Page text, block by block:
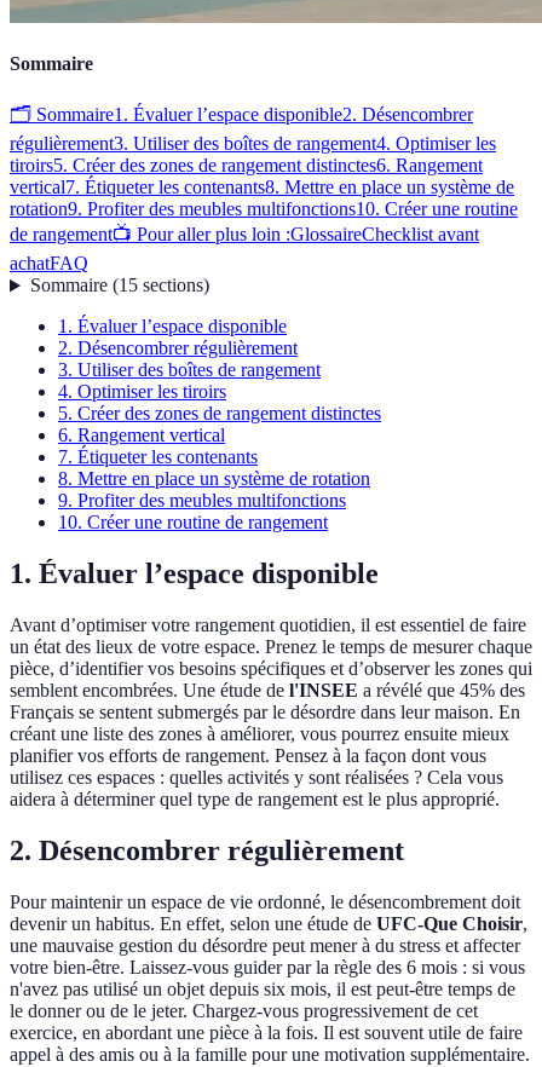
Sommaire
🗂️ Sommaire1. Évaluer l’espace disponible2. Désencombrer
régulièrement3. Utiliser des boîtes de rangement4. Optimiser les
tiroirs5. Créer des zones de rangement distinctes6. Rangement
vertical7. Étiqueter les contenants8. Mettre en place un système de
rotation9. Profiter des meubles multifonctions10. Créer une routine
de rangement📺 Pour aller plus loin :GlossaireChecklist avant
achatFAQ
Sommaire(15 sections)
1. Évaluer l’espace disponible
2. Désencombrer régulièrement
3. Utiliser des boîtes de rangement
4. Optimiser les tiroirs
5. Créer des zones de rangement distinctes
6. Rangement vertical
7. Étiqueter les contenants
8. Mettre en place un système de rotation
9. Profiter des meubles multifonctions
10. Créer une routine de rangement
1. Évaluer l’espace disponible
Avant d’optimiser votre rangement quotidien, il est essentiel de faire
un état des lieux de votre espace. Prenez le temps de mesurer chaque
pièce, d’identifier vos besoins spécifiques et d’observer les zones qui
semblent encombrées. Une étude de l'INSEE a révélé que 45% des
Français se sentent submergés par le désordre dans leur maison. En
créant une liste des zones à améliorer, vous pourrez ensuite mieux
planifier vos efforts de rangement. Pensez à la façon dont vous
utilisez ces espaces : quelles activités y sont réalisées ? Cela vous
aidera à déterminer quel type de rangement est le plus approprié.
2. Désencombrer régulièrement
Pour maintenir un espace de vie ordonné, le désencombrement doit
devenir un habitus. En effet, selon une étude de UFC-Que Choisir,
une mauvaise gestion du désordre peut mener à du stress et affecter
votre bien-être. Laissez-vous guider par la règle des 6 mois : si vous
n'avez pas utilisé un objet depuis six mois, il est peut-être temps de
le donner ou de le jeter. Chargez-vous progressivement de cet
exercice, en abordant une pièce à la fois. Il est souvent utile de faire
appel à des amis ou à la famille pour une motivation supplémentaire.